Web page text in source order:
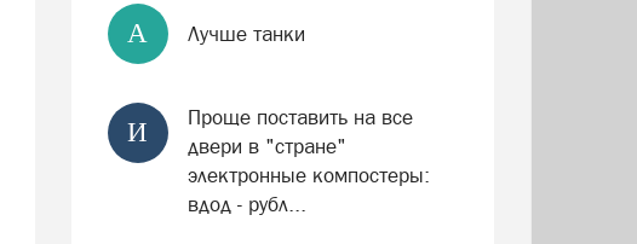
А Лучше танки
И
Проще поставить на все
двери в "стране"
электронные компостеры:
вдод - рубл...